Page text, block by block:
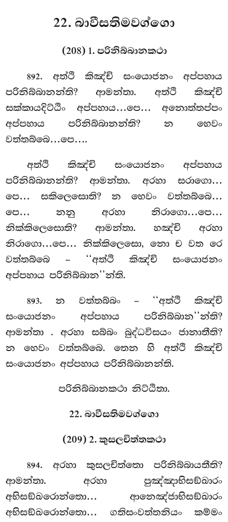
22. බාවීසතිමවග්ගො
(208) 1. පරිනිබ්බානකථා
892. අත්ථි කිඤ්චි සංයොජනං අප්පහාය
පරිනිබ්බානන්ති? ආමන්තා. අත්ථි කිඤ්චි
සක්කායදිට්ඨිං අප්පහාය…පෙ… අනොත්තප්පං
අප්පහාය පරිනිබ්බානන්ති? න හෙවං
වත්තබ්බෙ…පෙ….
අත්ථි කිඤ්චි සංයොජනං අප්පහාය
පරිනිබ්බානන්ති? ආමන්තා. අරහා සරාගො…
පෙ… සකිලෙසොති? න හෙවං වත්තබ්බෙ…
පෙ… නනු අරහා නිරාගො…පෙ…
නික්කිලෙසොති? ආමන්තා. හඤ්චි අරහා
නිරාගො…පෙ… නික්කිලෙසො, නො ච වත රෙ
වත්තබ්බෙ – ‘‘අත්ථි කිඤ්චි සංයොජනං
අප්පහාය පරිනිබ්බාන’’න්ති.
893. න වත්තබ්බං – ‘‘අත්ථි කිඤ්චි
සංයොජනං අප්පහාය පරිනිබ්බාන’’න්ති?
ආමන්තා. අරහා සබ්බං බුද්ධවිසයං ජානාතීති?
න හෙවං වත්තබ්බෙ. තෙන හි අත්ථි කිඤ්චි
සංයොජනං අප්පහාය පරිනිබ්බානන්ති.
පරිනිබ්බානකථා නිට්ඨිතා.
22. බාවීසතිමවග්ගො
(209) 2. කුසලචිත්තකථා
894. අරහා කුසලචිත්තො පරිනිබ්බායතීති?
ආමන්තා. අරහා පුඤ්ඤාභිසඞ්ඛාරං
අභිසඞ්ඛරොන්තො… ආනෙඤ්ජාභිසඞ්ඛාරං
අභිසඞ්ඛරොන්තො… ගතිසංවත්තනියං කම්මං